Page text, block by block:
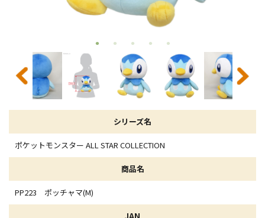
シリーズ名
ポケットモンスター ALL STAR COLLECTION
商品名
PP223 ポッチャマ(M)